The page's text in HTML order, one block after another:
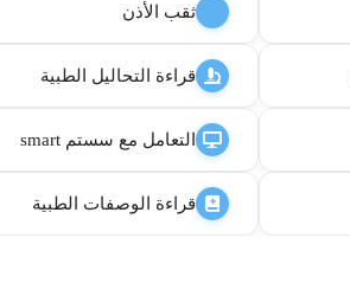
ثقب الأذن
قراءة التحاليل الطبية
التعامل مع سستم smart
قراءة الوصفات الطبية